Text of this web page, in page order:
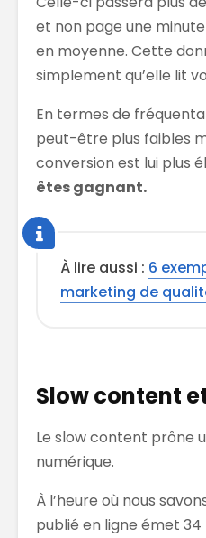
et non page une
en moyenne. Cette
simplement qu’elle lit
En termes de
peut-être plus faibles
conversion est lui plus
êtes gagnant.
À lire aussi : 6
marketing de
Slow content
Le slow content prône
numérique.
À l’heure où nous
publié en ligne émet